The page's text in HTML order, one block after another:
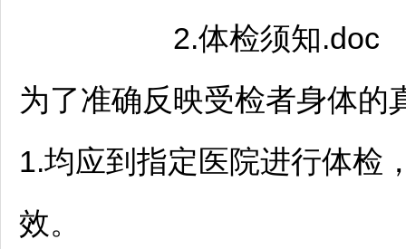
2.体检须知.doc
为了准确反映受检者身体的
1.均应到指定医院进行体检
效。